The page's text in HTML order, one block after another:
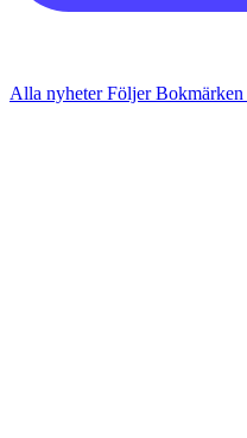
Alla nyheterFöljerBokmärken